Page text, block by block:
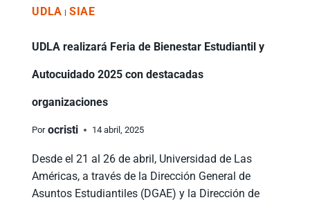
UDLA |SIAE
UDLA realizará Feria de Bienestar Estudiantil y
Autocuidado 2025 con destacadas
organizaciones
Por ocristi 14 abril, 2025
Desde el 21 al 26 de abril, Universidad de Las
Américas, a través de la Dirección General de
Asuntos Estudiantiles (DGAE) y la Dirección de